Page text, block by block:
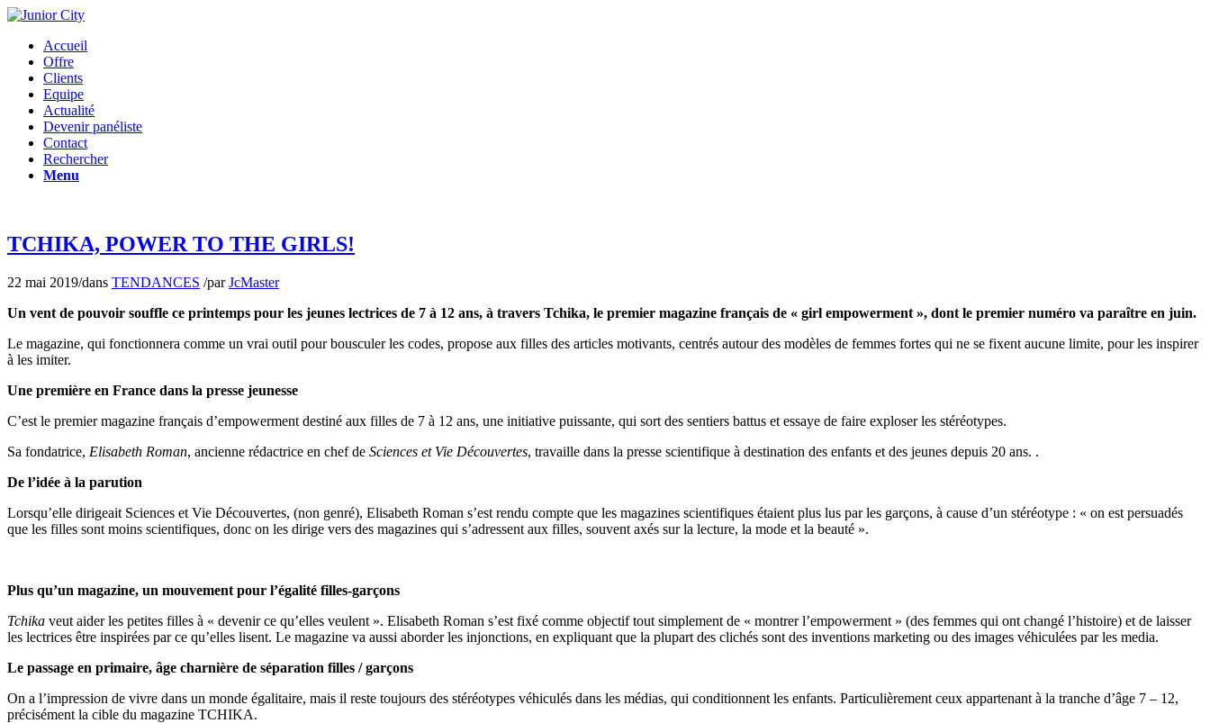
Accueil
Offre
Clients
Equipe
Actualité
Devenir panéliste
Contact
Rechercher
Menu
TCHIKA, POWER TO THE GIRLS!
22 mai 2019/dans TENDANCES /parJcMaster
Un vent de pouvoir souffle ce printemps pour les jeunes lectrices de 7 à 12 ans, à travers Tchika, le premier magazine français de « girl empowerment », dont le premier numéro va paraître en juin.
Le magazine, qui fonctionnera comme un vrai outil pour bousculer les codes, propose aux filles des articles motivants, centrés autour des modèles de femmes fortes qui ne se fixent aucune limite, pour les inspirer
à les imiter.
Une première en France dans la presse jeunesse
C’est le premier magazine français d’empowerment destiné aux filles de 7 à 12 ans, une initiative puissante, qui sort des sentiers battus et essaye de faire exploser les stéréotypes.
Sa fondatrice, Elisabeth Roman, ancienne rédactrice en chef de Sciences et Vie Découvertes, travaille dans la presse scientifique à destination des enfants et des jeunes depuis 20 ans. .
De l’idée à la parution
Lorsqu’elle dirigeait Sciences et Vie Découvertes, (non genré), Elisabeth Roman s’est rendu compte que les magazines scientifiques étaient plus lus par les garçons, à cause d’un stéréotype : « on est persuadés
que les filles sont moins scientifiques, donc on les dirige vers des magazines qui s’adressent aux filles, souvent axés sur la lecture, la mode et la beauté ».
Plus qu’un magazine, un mouvement pour l’égalité filles-garçons
Tchika veut aider les petites filles à « devenir ce qu’elles veulent ». Elisabeth Roman s’est fixé comme objectif tout simplement de « montrer l’empowerment » (des femmes qui ont changé l’histoire) et de laisser
les lectrices être inspirées par ce qu’elles lisent. Le magazine va aussi aborder les injonctions, en expliquant que la plupart des clichés sont des inventions marketing ou des images véhiculées par les media.
Le passage en primaire, âge charnière de séparation filles / garçons
On a l’impression de vivre dans un monde égalitaire, mais il reste toujours des stéréotypes véhiculés dans les médias, qui conditionnent les enfants. Particulièrement ceux appartenant à la tranche d’âge 7 – 12,
précisément la cible du magazine TCHIKA.